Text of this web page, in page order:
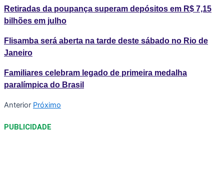
Retiradas da poupança superam depósitos em R$ 7,15
bilhões em julho
Flisamba será aberta na tarde deste sábado no Rio de
Janeiro
Familiares celebram legado de primeira medalha
paralímpica do Brasil
Anterior Próximo
PUBLICIDADE